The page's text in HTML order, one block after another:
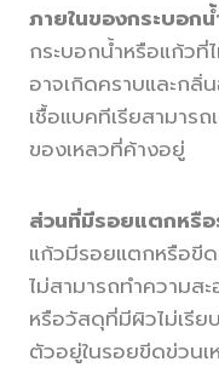
ภายในของกระบอก
กระบอกน้ำหรือแก้วที่
อาจเกิดคราบและกลิ่
เชื้อแบคทีเรียสามาร
ของเหลวที่ค้างอยู่
ส่วนที่มีรอยแตกหรื
แก้วมีรอยแตกหรือขี
ไม่สามารถทำความส
หรือวัสดุที่มีผิวไม่เรีย
ตัวอยู่ในรอยขีดข่วนเ